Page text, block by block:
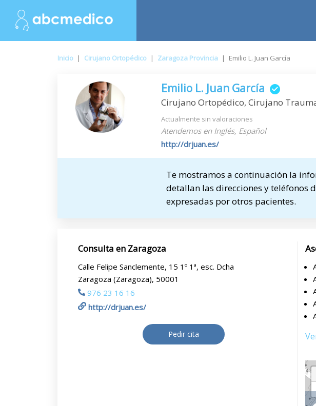
Inicio | Cirujano Ortopédico | Zaragoza Provincia | Emilio L. Juan García
Emilio L. Juan García
Cirujano Ortopédico, Cirujano
Actualmente sin valoraciones
Atendemos en Inglés, Español
http://drjuan.es/
Te mostramos a continuación la
detallan las direcciones y teléfonos
expresadas por otros pacientes.
Consulta en Zaragoza
Calle Felipe Sanclemente, 15 1º 1ª, esc. Dcha
Zaragoza (Zaragoza), 50001
976 23 16 16
http://drjuan.es/
Pedir cita